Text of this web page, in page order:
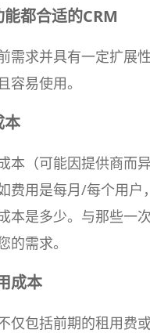
都合适的CRM
需求并具有一定扩展
容易使用。
本
本（可能因提供商
费用是每月/每个用
本是多少。与那些一
的需求。
成本
仅包括前期的租用费